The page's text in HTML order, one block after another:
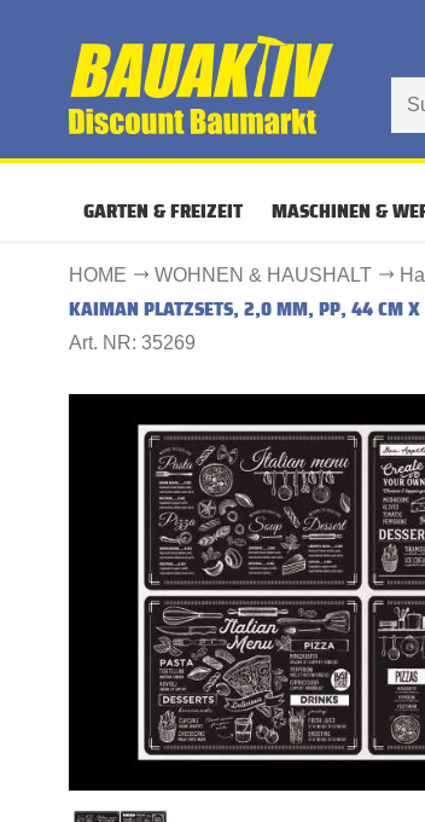
GARTEN & FREIZEIT MASCHINEN &
HOME WOHNEN & HAUSHALT
KAIMAN PLATZSETS, 2,0 MM, PP, 44 CM
Art. NR: 35269